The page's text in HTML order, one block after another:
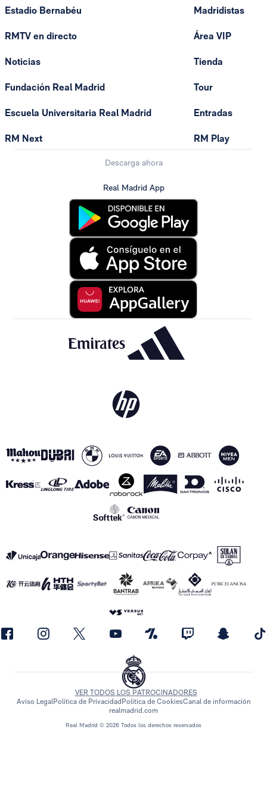
Estadio Bernabéu
RMTV en directo
Noticias
Fundación Real Madrid
Escuela Universitaria Real Madrid
RM Next
Madridistas
Área VIP
Tienda
Tour
Entradas
RM Play
Descarga ahora
Real Madrid App
Real Madrid © 2026 Todos los derechos reservados
VER TODOS LOS PATROCINADORES
Aviso LegalPolítica de Privacidad Política de CookiesCanal de información
realmadrid.com